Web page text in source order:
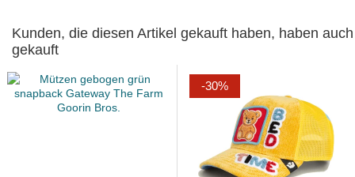
Kunden, die diesen Artikel gekauft haben, haben auch
gekauft
-30%